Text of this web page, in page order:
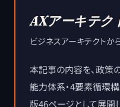
AXアーキテク
ビジネスアーキテクトか
本記事の内容を、政策
能力体系・4要素循環
版46ページとして展開